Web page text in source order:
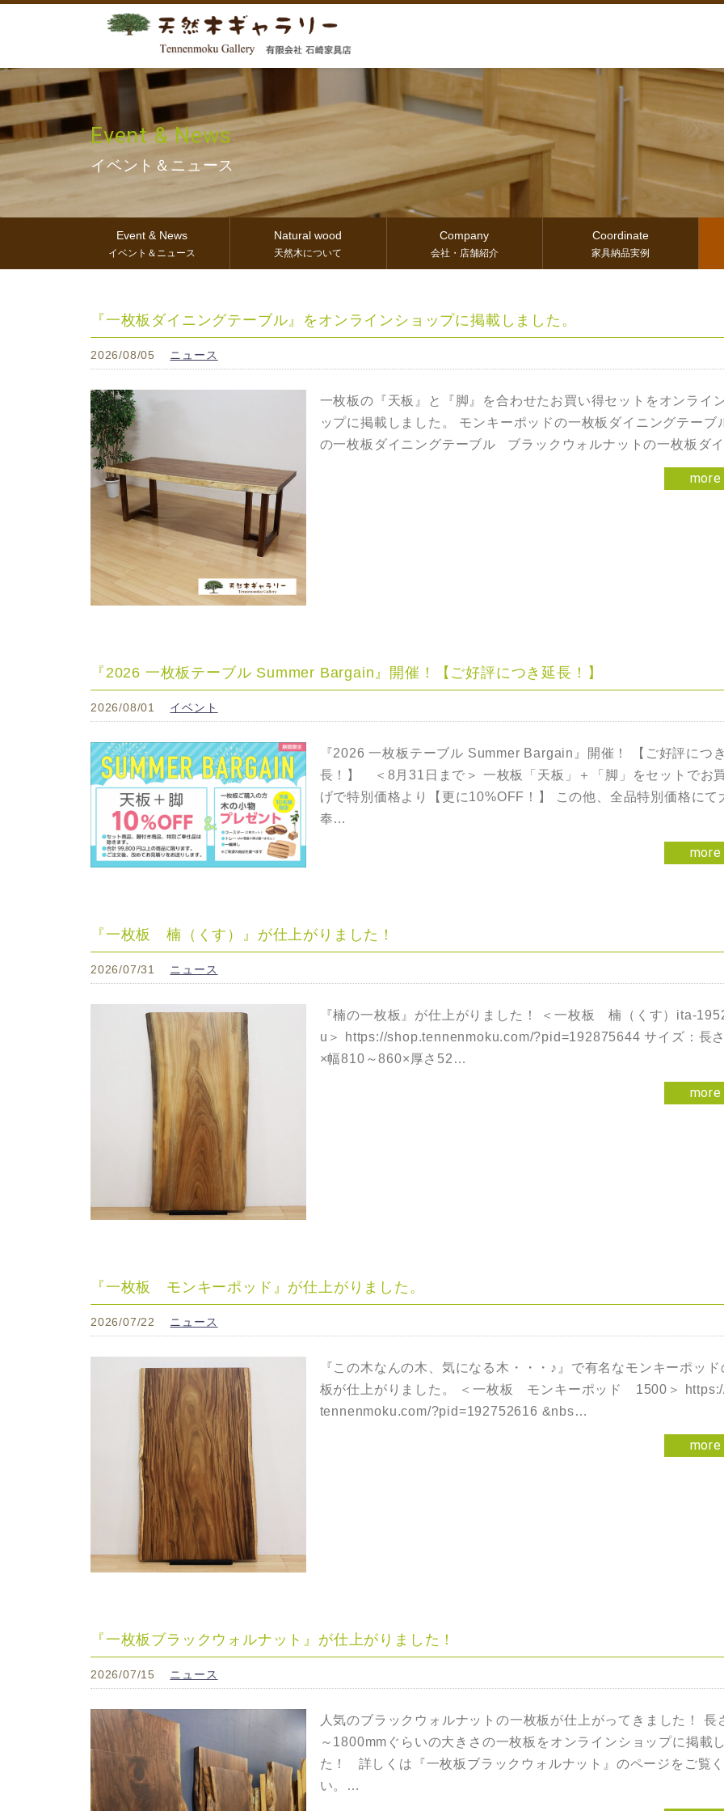
Event & News
イベント＆ニュース
Event & News
イベント＆ニュース
Natural wood
天然木について
Company
会社・店舗紹介
Coordinate
家具納品実例
『一枚板ダイニングテーブル』をオンラインショップに掲載しました。
2026/08/05 ニュース
一枚板の『天板』と『脚』を合わせたお買い得セットをオンライ
ップに掲載しました。 モンキーポッドの一枚板ダイニングテー
の一枚板ダイニングテーブル ブラックウォルナットの一枚板ダ
『2026 一枚板テーブル Summer Bargain』開催！【ご好評につき延長！】
2026/08/01 イベント
『2026 一枚板テーブル Summer Bargain』開催！ 【ご好評につ
長！】 ＜8月31日まで＞ 一枚板「天板」＋「脚」をセットでお
げで特別価格より【更に10%OFF！】 この他、全品特別価格にて
奉…
『一枚板 楠（くす）』が仕上がりました！
2026/07/31 ニュース
『楠の一枚板』が仕上がりました！ ＜一枚板 楠（くす）ita-
u＞ https://shop.tennenmoku.com/?pid=192875644 サイズ：長
×幅810～860×厚さ52…
『一枚板 モンキーポッド』が仕上がりました。
2026/07/22 ニュース
『この木なんの木、気になる木・・・♪』で有名なモンキーポッド
板が仕上がりました。 ＜一枚板 モンキーポッド 1500＞
tennenmoku.com/?pid=192752616 &nbs…
『一枚板ブラックウォルナット』が仕上がりました！
2026/07/15 ニュース
人気のブラックウォルナットの一枚板が仕上がってきました！ 長
～1800mmぐらいの大きさの一枚板をオンラインショップに掲載
た！ 詳しくは『一枚板ブラックウォルナット』のページをご覧
い。…